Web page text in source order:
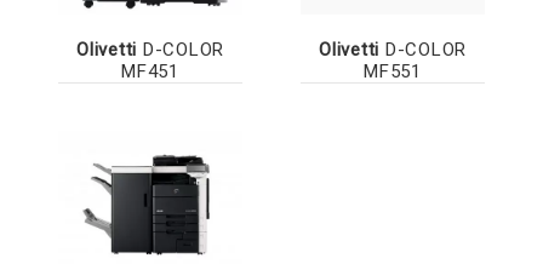
Olivetti D-COLOR
MF451
Olivetti D-COLOR
MF551